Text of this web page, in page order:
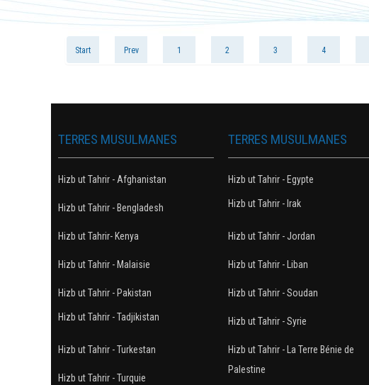
Start Prev 1 2 3 4
TERRES MUSULMANES
Hizb ut Tahrir - Egypte
Hizb ut Tahrir - Irak
Hizb ut Tahrir - Jordan
Hizb ut Tahrir - Liban
Hizb ut Tahrir - Soudan
Hizb ut Tahrir - Syrie
Hizb ut Tahrir - La Terre Bénie de
Palestine
TERRES MUSULMANES
Hizb ut Tahrir - Afghanistan
Hizb ut Tahrir - Bengladesh
Hizb ut Tahrir- Kenya
Hizb ut Tahrir - Malaisie
Hizb ut Tahrir - Pakistan
Hizb ut Tahrir - Tadjikistan
Hizb ut Tahrir - Turkestan
Hizb ut Tahrir - Turquie